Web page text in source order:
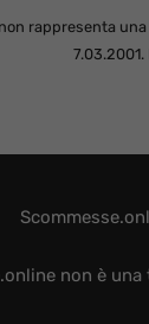
rappresenta
non è